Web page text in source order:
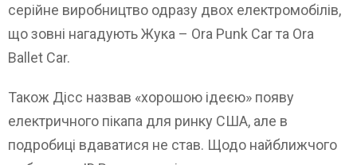
серійне виробництво одразу двох електромобілів,
що зовні нагадують Жука – Ora Punk Car та Ora
Ballet Car.
Також Дісс назвав «хорошою ідеєю» появу
електричного пікапа для ринку США, але в
подробиці вдаватися не став. Щодо найближчого